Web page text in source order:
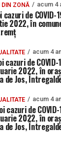
DIN ZONĂ acum 4
cazuri de
2022, în
acum 4
cazuri de
2022, în
de Jos,
acum 4
cazuri de
2022, în
de Jos,